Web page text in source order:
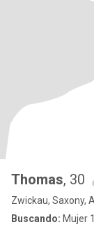
Thomas, 30
Zwickau, Saxony,
Buscando: Mujer